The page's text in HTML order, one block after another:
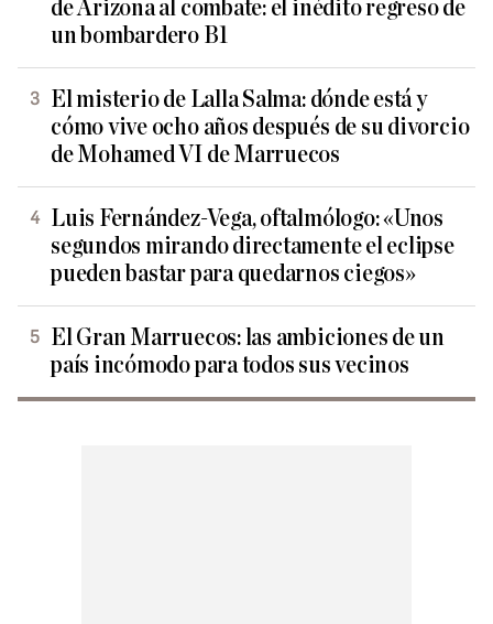
de Arizona al combate: el inédito regreso de
un bombardero B1
El misterio de Lalla Salma: dónde está y
cómo vive ocho años después de su divorcio
de Mohamed VI de Marruecos
Luis Fernández-Vega, oftalmólogo: «Unos
segundos mirando directamente el eclipse
pueden bastar para quedarnos ciegos»
El Gran Marruecos: las ambiciones de un
país incómodo para todos sus vecinos